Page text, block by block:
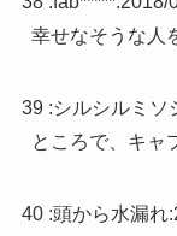
幸せなそうな人
39 :シルシルミソ
ところで、キャ
40 :頭から水漏れ: